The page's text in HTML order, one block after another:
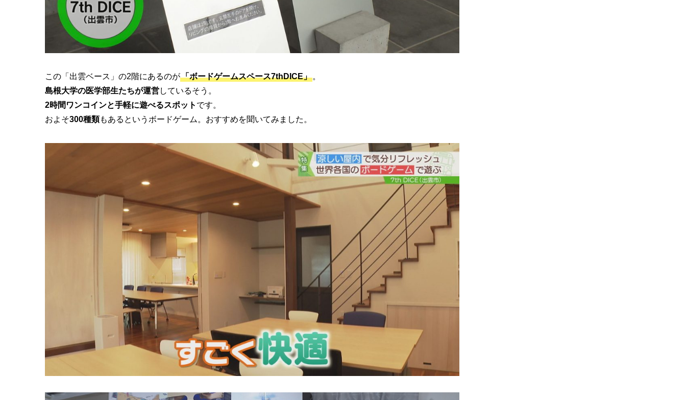
この「出雲ベース」の2階にあるのが「ボードゲームスペース7thDICE」 。
島根大学の医学部生たちが運営しているそう。
2時間ワンコインと手軽に遊べるスポット です。
およそ300種類もあるというボードゲーム。おすすめを聞いてみました。